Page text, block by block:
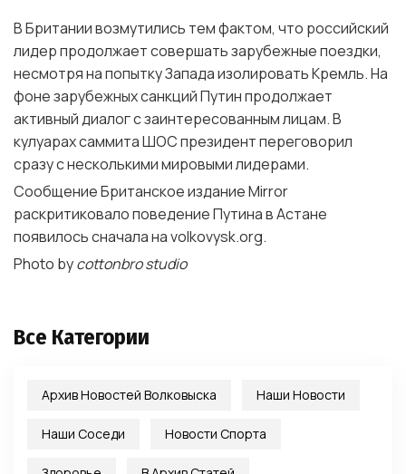
В Британии возмутились тем фактом, что российский
лидер продолжает совершать зарубежные поездки,
несмотря на попытку Запада изолировать Кремль. На
фоне зарубежных санкций Путин продолжает
активный диалог с заинтересованным лицам. В
кулуарах саммита ШОС президент переговорил
сразу с несколькими мировыми лидерами.
Сообщение Британское издание Mirror
раскритиковало поведение Путина в Астане
появилось сначала на volkovysk.org.
Photo bycottonbro studio
Все Категории
Архив Новостей Волковыска Наши Новости
Наши Соседи Новости Спорта